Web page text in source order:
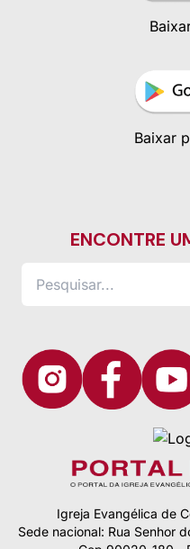
Baixar
ENCONTRE
Igreja Evangélica de
Sede nacional: Rua Senhor